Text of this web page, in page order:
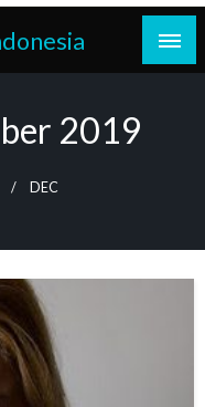
2019
DEC